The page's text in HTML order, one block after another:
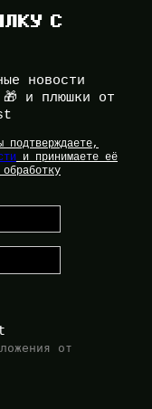
С
новости
и плюшки от
подтверждаете,
и принимаете её
от